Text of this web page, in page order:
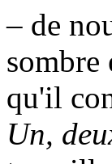
– de
sombre
qu'il
Un,